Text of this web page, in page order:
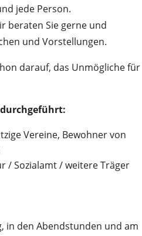
jede Person.
beraten Sie gerne und
und Vorstellungen.
darauf, das Unmögliche für
Vereine, Bewohner von
/ Sozialamt / weitere Träger
in den Abendstunden und am